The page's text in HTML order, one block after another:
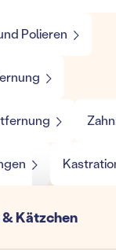
Polieren
Kätzchen